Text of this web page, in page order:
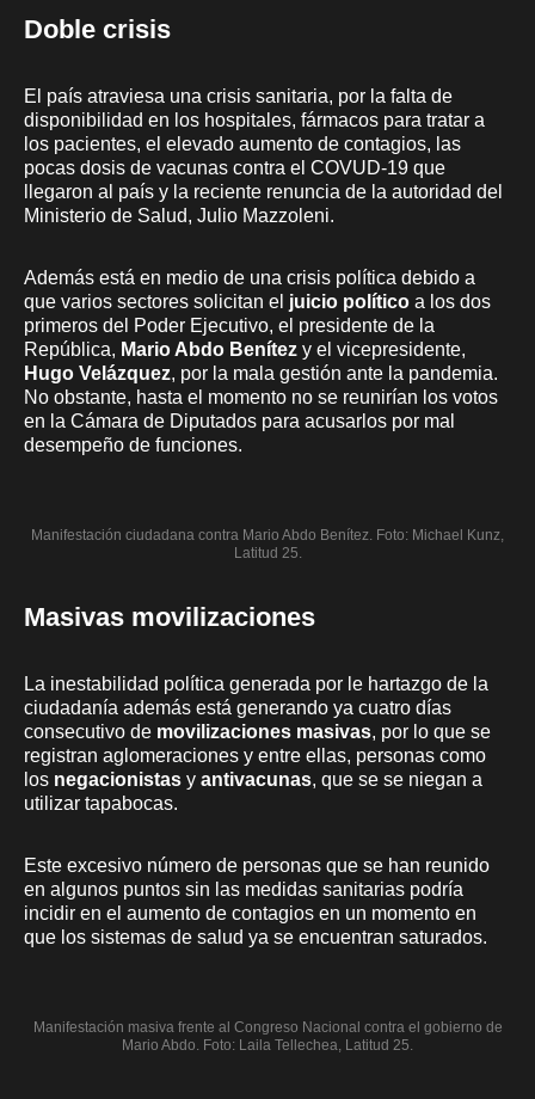
Doble crisis
El país atraviesa una crisis sanitaria, por la falta de
disponibilidad en los hospitales, fármacos para tratar a
los pacientes, el elevado aumento de contagios, las
pocas dosis de vacunas contra el COVUD-19 que
llegaron al país y la reciente renuncia de la autoridad del
Ministerio de Salud, Julio Mazzoleni.
Además está en medio de una crisis política debido a
que varios sectores solicitan el juicio político a los dos
primeros del Poder Ejecutivo, el presidente de la
República, Mario Abdo Benítez y el vicepresidente,
Hugo Velázquez, por la mala gestión ante la pandemia.
No obstante, hasta el momento no se reunirían los votos
en la Cámara de Diputados para acusarlos por mal
desempeño de funciones.
Manifestación ciudadana contra Mario Abdo Benítez. Foto: Michael Kunz,
Latitud 25.
Masivas movilizaciones
La inestabilidad política generada por le hartazgo de la
ciudadanía además está generando ya cuatro días
consecutivo de movilizaciones masivas, por lo que se
registran aglomeraciones y entre ellas, personas como
los negacionistas y antivacunas, que se se niegan a
utilizar tapabocas.
Este excesivo número de personas que se han reunido
en algunos puntos sin las medidas sanitarias podría
incidir en el aumento de contagios en un momento en
que los sistemas de salud ya se encuentran saturados.
Manifestación masiva frente al Congreso Nacional contra el gobierno de
Mario Abdo. Foto: Laila Tellechea, Latitud 25.